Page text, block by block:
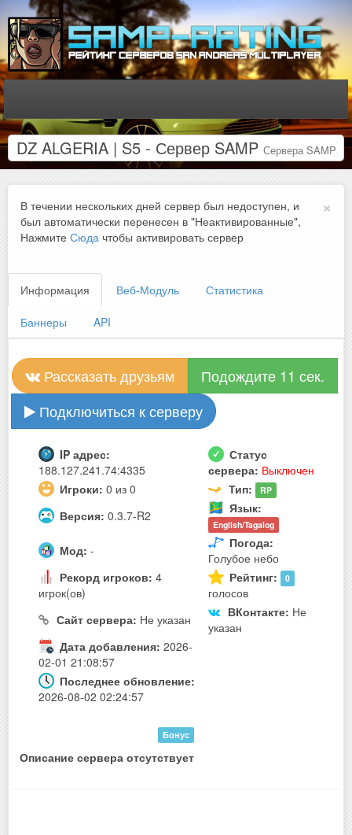
DZ ALGERIA | S5 - Сервер SAMP Сервера SAMP
×
В течении нескольких дней сервер был недоступен, и
был автоматически перенесен в "Неактивированные",
Нажмите Сюда чтобы активировать сервер
Информация Веб-Модуль Статистика
Баннеры API
Рассказать друзьям
Подождите 11 сек.
Подключиться к серверу
IP адрес:
188.127.241.74:4335
Статус
сервера: Выключен
Игроки: 0 из 0 Тип: RP
Версия: 0.3.7-R2 Язык:
English/Tagalog
Мод: -
Погода:
Голубое небо
Рекорд игроков: 4
игрок(ов)
Рейтинг: 0
голосов
Сайт сервера: Не указан ВКонтакте: Не
указан
Дата добавления: 2026-
02-01 21:08:57
Последнее обновление:
2026-08-02 02:24:57
Бонус
Описание сервера отсутствует